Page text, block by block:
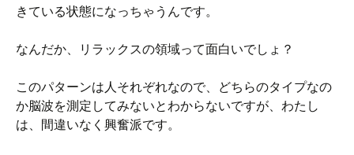
きている状態になっちゃうんです。
なんだか、リラックスの領域って面白いでしょ？
このパターンは人それぞれなので、どちらのタイプなの
か脳波を測定してみないとわからないですが、わたし
は、間違いなく興奮派です。